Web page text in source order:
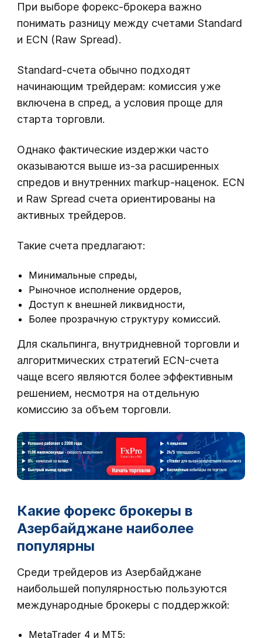
При выборе форекс-брокера важно
понимать разницу между счетами Standard
и ECN (Raw Spread).
Standard-счета обычно подходят
начинающим трейдерам: комиссия уже
включена в спред, а условия проще для
старта торговли.
Однако фактические издержки часто
оказываются выше из-за расширенных
спредов и внутренних markup-наценок. ECN
и Raw Spread счета ориентированы на
активных трейдеров.
Такие счета предлагают:
Минимальные спреды,
Рыночное исполнение ордеров,
Доступ к внешней ликвидности,
Более прозрачную структуру комиссий.
Для скальпинга, внутридневной торговли и
алгоритмических стратегий ECN-счета
чаще всего являются более эффективным
решением, несмотря на отдельную
комиссию за объем торговли.
Какие форекс брокеры в
Азербайджане наиболее
популярны
Среди трейдеров из Азербайджане
наибольшей популярностью пользуются
международные брокеры с поддержкой:
MetaTrader 4 и MT5;